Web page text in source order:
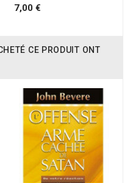
7,00 €
CE PRODUIT ONT